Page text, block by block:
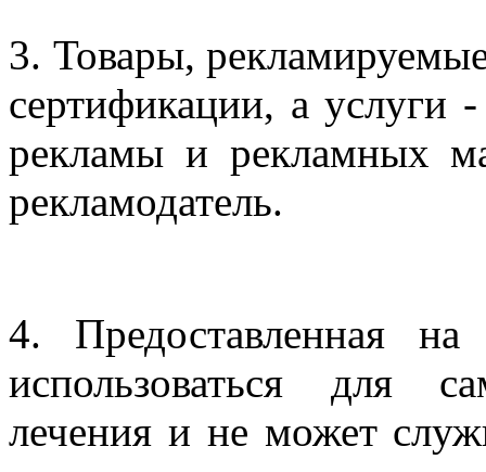
3. Товары,
сертификации, а услуги
рекламы и рекламных
рекламодатель.
4. Предоставленная
использоваться для
лечения и не может